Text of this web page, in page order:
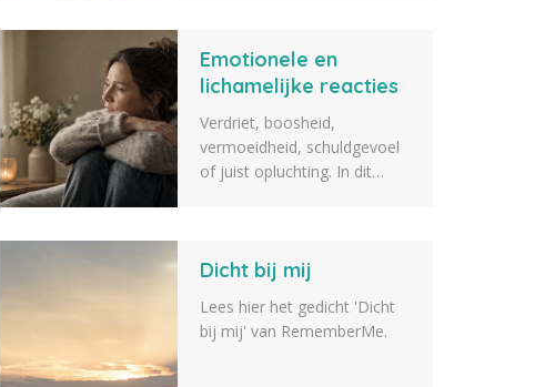
bij aan een afscheid dat echt
bij jou past. Lees meer.
Emotionele en
lichamelijke reacties
na het overlijden van
een dierbare
Verdriet, boosheid,
vermoeidheid, schuldgevoel
of juist opluchting. In dit
reacties na het overlijden van
Dicht bij mij
Lees hier het gedicht 'Dicht
bij mij' van RememberMe.